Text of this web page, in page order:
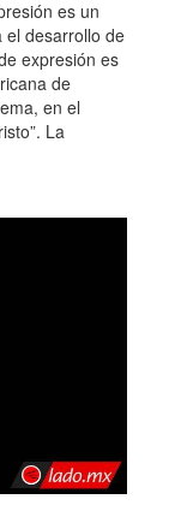
es un
el desarrollo de
expresión es
de
en el
La